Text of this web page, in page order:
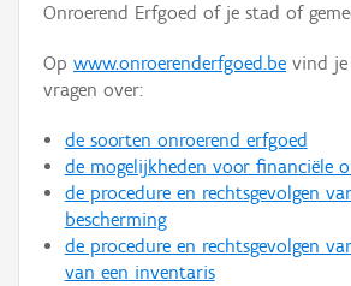
Aanmelden
Onroerend Erfgoed of je stad of
Op www.onroerenderfgoed.be vind
vragen over:
de soorten onroerend erfgoed
de mogelijkheden voor financiële
de procedure en rechtsgevolgen
bescherming
de procedure en rechtsgevolgen
van een inventaris